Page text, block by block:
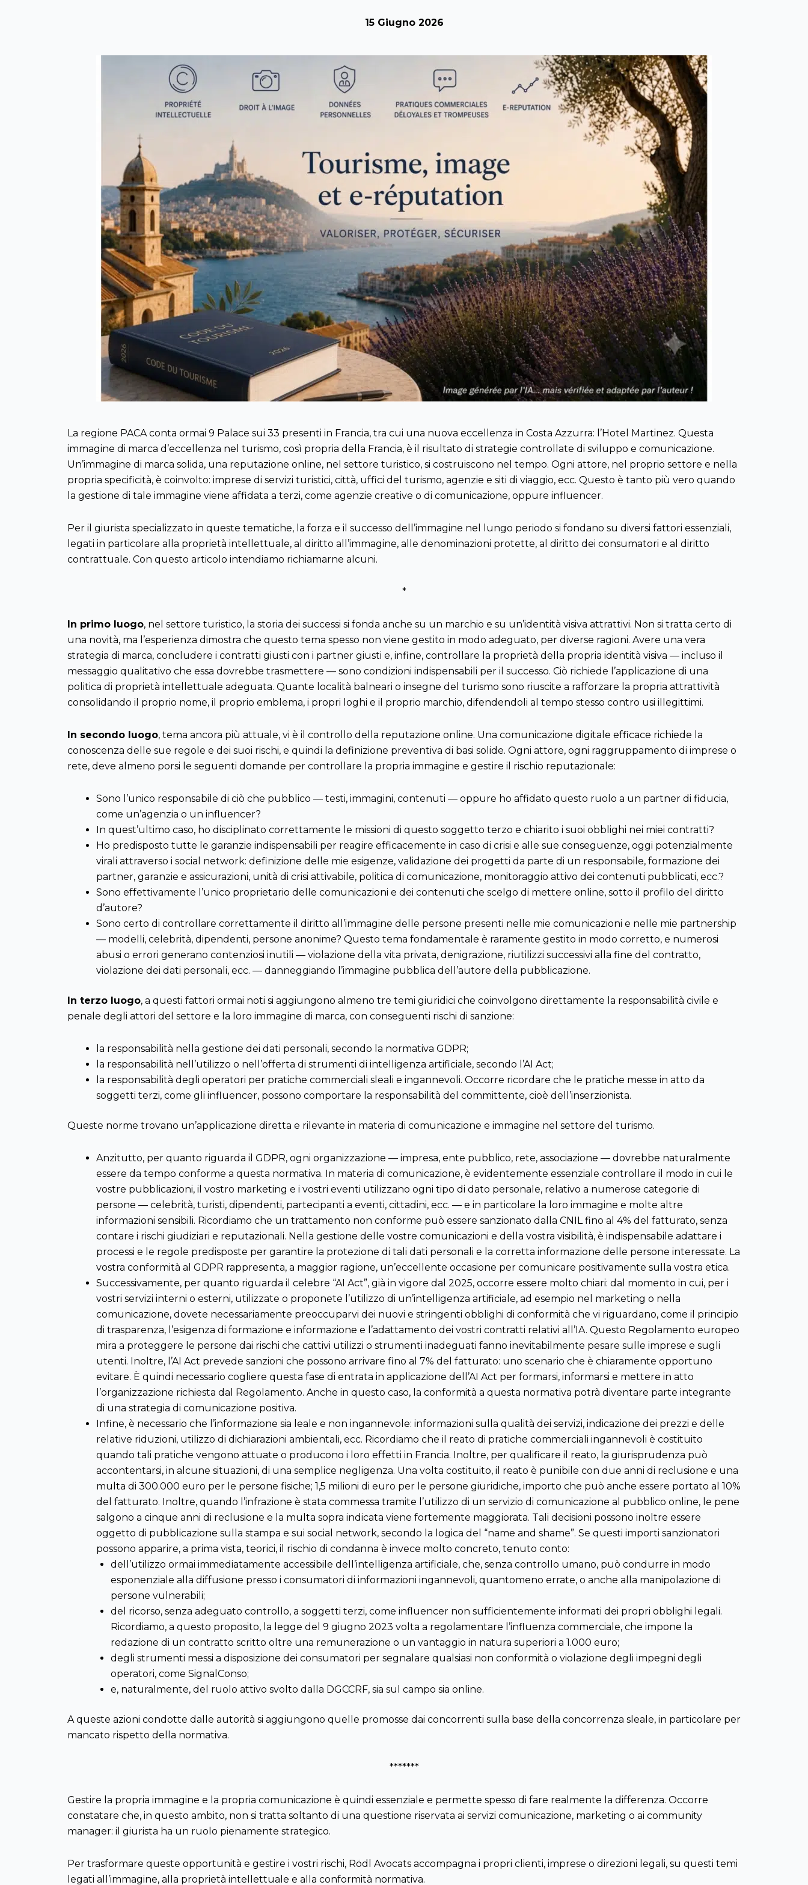
15 Giugno 2026
La regione PACA conta ormai 9 Palace sui 33 presenti in Francia, tra cui una nuova eccellenza in Costa Azzurra: l’Hotel Martinez. Questa
immagine di marca d’eccellenza nel turismo, così propria della Francia, è il risultato di strategie controllate di sviluppo e comunicazione.
Un’immagine di marca solida, una reputazione online, nel settore turistico, si costruiscono nel tempo. Ogni attore, nel proprio settore e nella
propria specificità, è coinvolto: imprese di servizi turistici, città, uffici del turismo, agenzie e siti di viaggio, ecc. Questo è tanto più vero quando
la gestione di tale immagine viene affidata a terzi, come agenzie creative o di comunicazione, oppure influencer.
Per il giurista specializzato in queste tematiche, la forza e il successo dell’immagine nel lungo periodo si fondano su diversi fattori essenziali,
legati in particolare alla proprietà intellettuale, al diritto all’immagine, alle denominazioni protette, al diritto dei consumatori e al diritto
contrattuale. Con questo articolo intendiamo richiamarne alcuni.
*
In primo luogo, nel settore turistico, la storia dei successi si fonda anche su un marchio e su un’identità visiva attrattivi. Non si tratta certo di
una novità, ma l’esperienza dimostra che questo tema spesso non viene gestito in modo adeguato, per diverse ragioni. Avere una vera
strategia di marca, concludere i contratti giusti con i partner giusti e, infine, controllare la proprietà della propria identità visiva — incluso il
messaggio qualitativo che essa dovrebbe trasmettere — sono condizioni indispensabili per il successo. Ciò richiede l’applicazione di una
politica di proprietà intellettuale adeguata. Quante località balneari o insegne del turismo sono riuscite a rafforzare la propria attrattività
consolidando il proprio nome, il proprio emblema, i propri loghi e il proprio marchio, difendendoli al tempo stesso contro usi illegittimi.
In secondo luogo, tema ancora più attuale, vi è il controllo della reputazione online. Una comunicazione digitale efficace richiede la
conoscenza delle sue regole e dei suoi rischi, e quindi la definizione preventiva di basi solide. Ogni attore, ogni raggruppamento di imprese o
rete, deve almeno porsi le seguenti domande per controllare la propria immagine e gestire il rischio reputazionale:
Sono l’unico responsabile di ciò che pubblico — testi, immagini, contenuti — oppure ho affidato questo ruolo a un partner di fiducia,
come un’agenzia o un influencer?
In quest’ultimo caso, ho disciplinato correttamente le missioni di questo soggetto terzo e chiarito i suoi obblighi nei miei contratti?
Ho predisposto tutte le garanzie indispensabili per reagire efficacemente in caso di crisi e alle sue conseguenze, oggi potenzialmente
virali attraverso i social network: definizione delle mie esigenze, validazione dei progetti da parte di un responsabile, formazione dei
partner, garanzie e assicurazioni, unità di crisi attivabile, politica di comunicazione, monitoraggio attivo dei contenuti pubblicati, ecc.?
Sono effettivamente l’unico proprietario delle comunicazioni e dei contenuti che scelgo di mettere online, sotto il profilo del diritto
d’autore?
Sono certo di controllare correttamente il diritto all’immagine delle persone presenti nelle mie comunicazioni e nelle mie partnership
— modelli, celebrità, dipendenti, persone anonime? Questo tema fondamentale è raramente gestito in modo corretto, e numerosi
abusi o errori generano contenziosi inutili — violazione della vita privata, denigrazione, riutilizzi successivi alla fine del contratto,
violazione dei dati personali, ecc. — danneggiando l’immagine pubblica dell’autore della pubblicazione.
In terzo luogo, a questi fattori ormai noti si aggiungono almeno tre temi giuridici che coinvolgono direttamente la responsabilità civile e
penale degli attori del settore e la loro immagine di marca, con conseguenti rischi di sanzione:
la responsabilità nella gestione dei dati personali, secondo la normativa GDPR;
la responsabilità nell’utilizzo o nell’offerta di strumenti di intelligenza artificiale, secondo l’AI Act;
la responsabilità degli operatori per pratiche commerciali sleali e ingannevoli. Occorre ricordare che le pratiche messe in atto da
soggetti terzi, come gli influencer, possono comportare la responsabilità del committente, cioè dell’inserzionista.
Queste norme trovano un’applicazione diretta e rilevante in materia di comunicazione e immagine nel settore del turismo.
Anzitutto, per quanto riguarda il GDPR, ogni organizzazione — impresa, ente pubblico, rete, associazione — dovrebbe naturalmente
essere da tempo conforme a questa normativa. In materia di comunicazione, è evidentemente essenziale controllare il modo in cui le
vostre pubblicazioni, il vostro marketing e i vostri eventi utilizzano ogni tipo di dato personale, relativo a numerose categorie di
persone — celebrità, turisti, dipendenti, partecipanti a eventi, cittadini, ecc. — e in particolare la loro immagine e molte altre
informazioni sensibili. Ricordiamo che un trattamento non conforme può essere sanzionato dalla CNIL fino al 4% del fatturato, senza
contare i rischi giudiziari e reputazionali. Nella gestione delle vostre comunicazioni e della vostra visibilità, è indispensabile adattare i
processi e le regole predisposte per garantire la protezione di tali dati personali e la corretta informazione delle persone interessate. La
vostra conformità al GDPR rappresenta, a maggior ragione, un’eccellente occasione per comunicare positivamente sulla vostra etica.
Successivamente, per quanto riguarda il celebre “AI Act”, già in vigore dal 2025, occorre essere molto chiari: dal momento in cui, per i
vostri servizi interni o esterni, utilizzate o proponete l’utilizzo di un’intelligenza artificiale, ad esempio nel marketing o nella
comunicazione, dovete necessariamente preoccuparvi dei nuovi e stringenti obblighi di conformità che vi riguardano, come il principio
di trasparenza, l’esigenza di formazione e informazione e l’adattamento dei vostri contratti relativi all’IA. Questo Regolamento europeo
mira a proteggere le persone dai rischi che cattivi utilizzi o strumenti inadeguati fanno inevitabilmente pesare sulle imprese e sugli
utenti. Inoltre, l’AI Act prevede sanzioni che possono arrivare fino al 7% del fatturato: uno scenario che è chiaramente opportuno
evitare. È quindi necessario cogliere questa fase di entrata in applicazione dell’AI Act per formarsi, informarsi e mettere in atto
l’organizzazione richiesta dal Regolamento. Anche in questo caso, la conformità a questa normativa potrà diventare parte integrante
di una strategia di comunicazione positiva.
Infine, è necessario che l’informazione sia leale e non ingannevole: informazioni sulla qualità dei servizi, indicazione dei prezzi e delle
relative riduzioni, utilizzo di dichiarazioni ambientali, ecc. Ricordiamo che il reato di pratiche commerciali ingannevoli è costituito
quando tali pratiche vengono attuate o producono i loro effetti in Francia. Inoltre, per qualificare il reato, la giurisprudenza può
accontentarsi, in alcune situazioni, di una semplice negligenza. Una volta costituito, il reato è punibile con due anni di reclusione e una
multa di 300.000 euro per le persone fisiche; 1,5 milioni di euro per le persone giuridiche, importo che può anche essere portato al 10%
del fatturato. Inoltre, quando l’infrazione è stata commessa tramite l’utilizzo di un servizio di comunicazione al pubblico online, le pene
salgono a cinque anni di reclusione e la multa sopra indicata viene fortemente maggiorata. Tali decisioni possono inoltre essere
oggetto di pubblicazione sulla stampa e sui social network, secondo la logica del “name and shame”. Se questi importi sanzionatori
possono apparire, a prima vista, teorici, il rischio di condanna è invece molto concreto, tenuto conto:
dell’utilizzo ormai immediatamente accessibile dell’intelligenza artificiale, che, senza controllo umano, può condurre in modo
esponenziale alla diffusione presso i consumatori di informazioni ingannevoli, quantomeno errate, o anche alla manipolazione di
persone vulnerabili;
del ricorso, senza adeguato controllo, a soggetti terzi, come influencer non sufficientemente informati dei propri obblighi legali.
Ricordiamo, a questo proposito, la legge del 9 giugno 2023 volta a regolamentare l’influenza commerciale, che impone la
redazione di un contratto scritto oltre una remunerazione o un vantaggio in natura superiori a 1.000 euro;
degli strumenti messi a disposizione dei consumatori per segnalare qualsiasi non conformità o violazione degli impegni degli
operatori, come SignalConso;
e, naturalmente, del ruolo attivo svolto dalla DGCCRF, sia sul campo sia online.
A queste azioni condotte dalle autorità si aggiungono quelle promosse dai concorrenti sulla base della concorrenza sleale, in particolare per
mancato rispetto della normativa.
*******
Gestire la propria immagine e la propria comunicazione è quindi essenziale e permette spesso di fare realmente la differenza. Occorre
constatare che, in questo ambito, non si tratta soltanto di una questione riservata ai servizi comunicazione, marketing o ai community
manager: il giurista ha un ruolo pienamente strategico.
Per trasformare queste opportunità e gestire i vostri rischi, Rödl Avocats accompagna i propri clienti, imprese o direzioni legali, su questi temi
legati all’immagine, alla proprietà intellettuale e alla conformità normativa.